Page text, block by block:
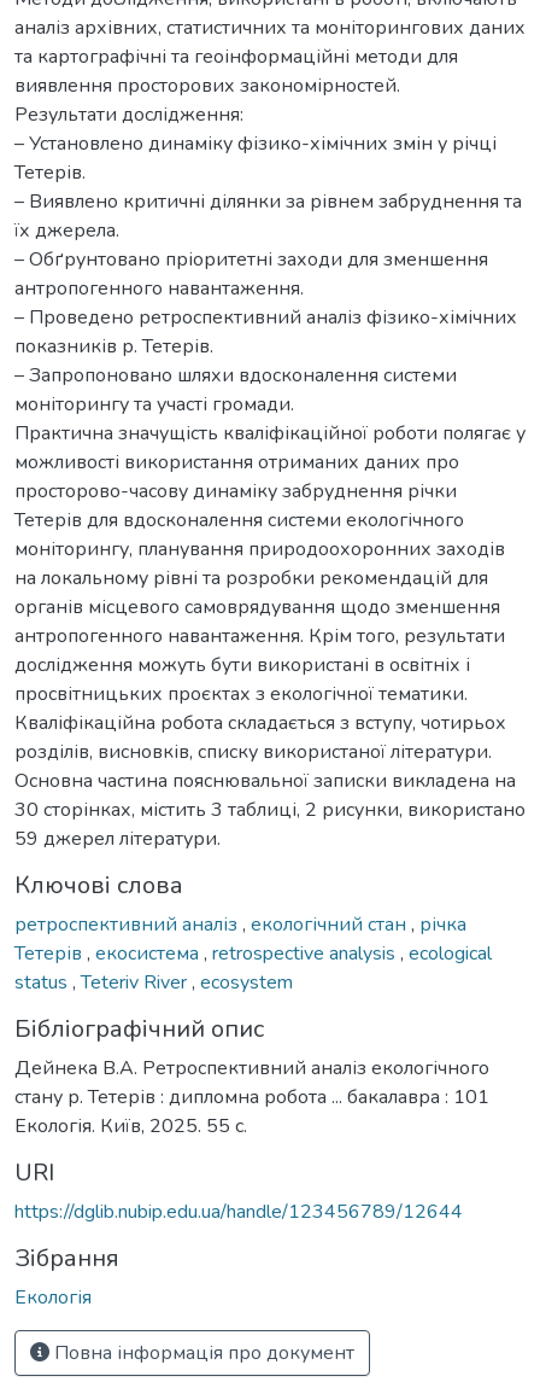
аналіз архівних, статистичних та моніторингових даних
та картографічні та геоінформаційні методи для
виявлення просторових закономірностей.
Результати дослідження:
– Установлено динаміку фізико-хімічних змін у річці
Тетерів.
– Виявлено критичні ділянки за рівнем забруднення та
їх джерела.
– Обґрунтовано пріоритетні заходи для зменшення
антропогенного навантаження.
– Проведено ретроспективний аналіз фізико-хімічних
показників р. Тетерів.
– Запропоновано шляхи вдосконалення системи
моніторингу та участі громади.
Практична значущість кваліфікаційної роботи полягає у
можливості використання отриманих даних про
просторово-часову динаміку забруднення річки
Тетерів для вдосконалення системи екологічного
моніторингу, планування природоохоронних заходів
на локальному рівні та розробки рекомендацій для
органів місцевого самоврядування щодо зменшення
антропогенного навантаження. Крім того, результати
дослідження можуть бути використані в освітніх і
просвітницьких проєктах з екологічної тематики.
Кваліфікаційна робота складається з вступу, чотирьох
розділів, висновків, списку використаної літератури.
Основна частина пояснювальної записки викладена на
30 сторінках, містить 3 таблиці, 2 рисунки, використано
59 джерел літератури.
Ключові слова
ретроспективний аналіз , екологічний стан , річка
Тетерів , екосистема , retrospective analysis , ecological
status ,Teteriv River, ecosystem
Бібліографічний опис
Дейнека В.А. Ретроспективний аналіз екологічного
стану р. Тетерів : дипломна робота ... бакалавра : 101
Екологія. Київ, 2025. 55 с.
URI
https://dglib.nubip.edu.ua/handle/123456789/12644
Зібрання
Екологія
Повна інформація про документ